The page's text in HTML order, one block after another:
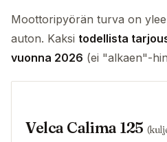
Moottoripyörän turva on
auton. Kaksi todellista
vuonna 2026 (ei "alkaen"-
Velca Calima 125